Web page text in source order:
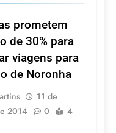
assume
Wyndham
Ibirapuera
42
primeira fase
do
195-E2
voos
Porto
De 2026
prometem
de 30% para
viagens para
de Noronha
11 de
2014
0
4